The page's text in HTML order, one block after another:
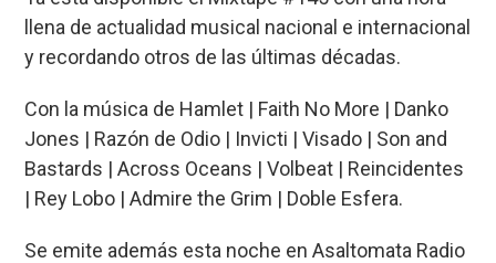
ce
b
o
k
es
ky
at
s
p
p
e
a
s
ail m
p
tir
llena de actualidad musical nacional e internacional
y recordando otros de las últimas décadas.
Con la música de Hamlet | Faith No More | Danko
Jones | Razón de Odio | Invicti | Visado | Son and
Bastards | Across Oceans | Volbeat | Reincidentes
| Rey Lobo | Admire the Grim | Doble Esfera.
Se emite además esta noche en Asaltomata Radio